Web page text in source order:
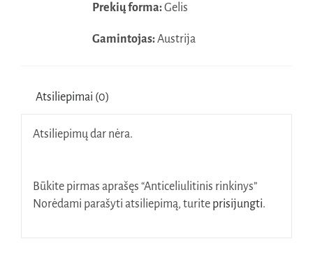
Prekių forma:Gelis
Gamintojas:Austrija
Atsiliepimai (0)
Atsiliepimų dar nėra.
Būkite pirmas aprašęs “Anticeliulitinis rinkinys”
Norėdami parašyti atsiliepimą, turite prisijungti.